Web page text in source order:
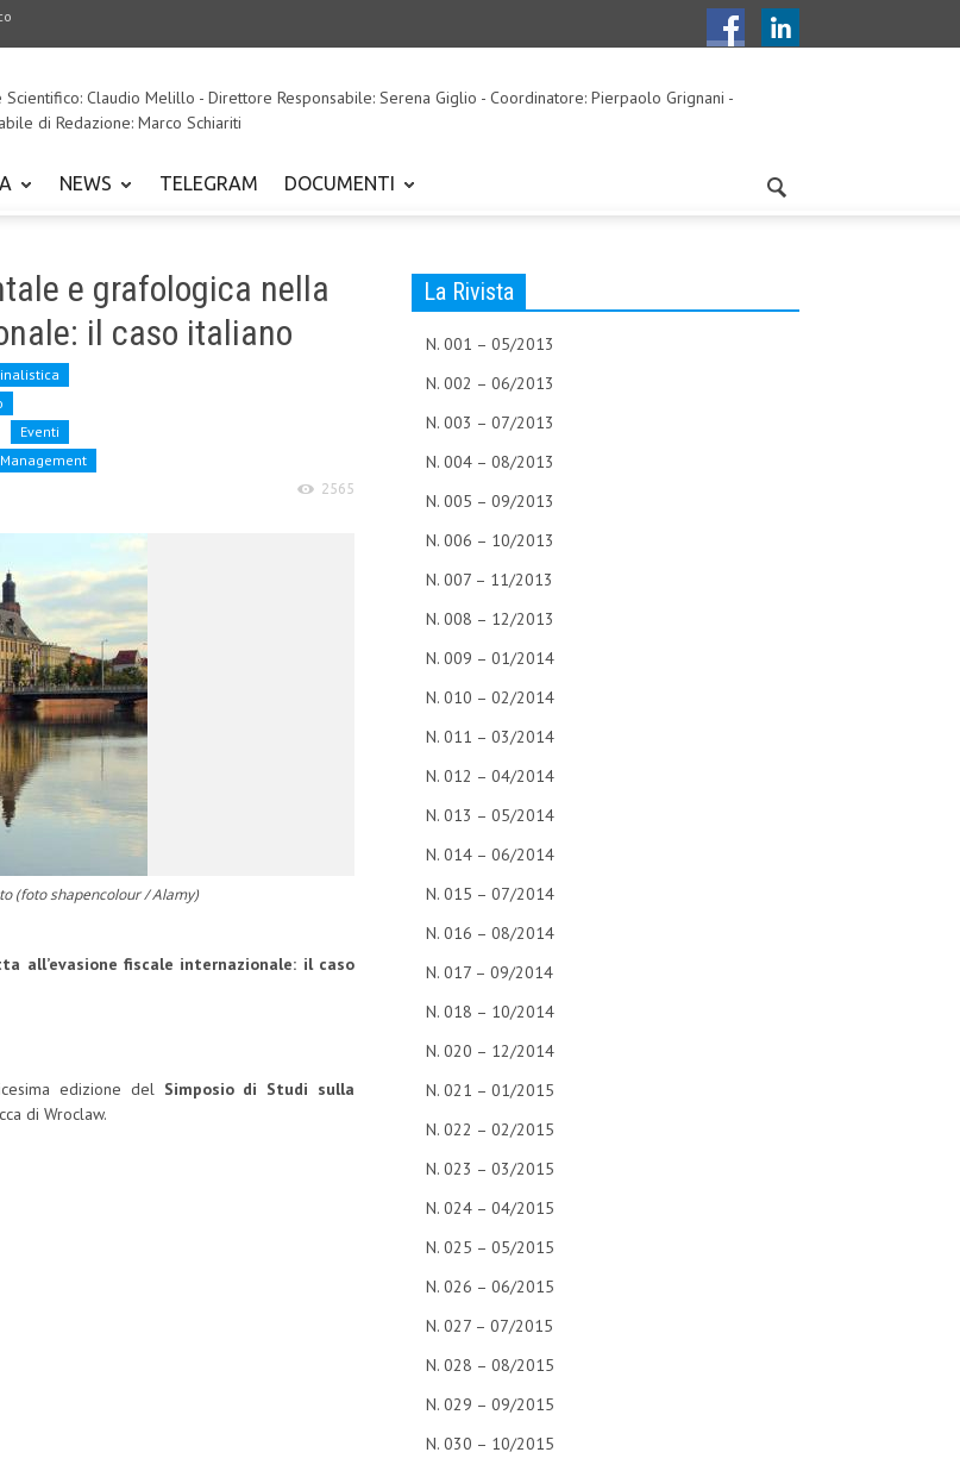
Claudio Melillo - Direttore Responsabile: Serena Giglio - Coordinatore: Pierpaolo Grignani -
di Redazione: Marco Schiariti
NEWS TELEGRAM DOCUMENTI
e grafologica nella
il caso italiano
Eventi
2565
(foto shapencolour / Alamy)
all’evasione fiscale internazionale: il caso
edizione del Simposio di Studi sulla
di Wroclaw.
La Rivista
N. 001 – 05/2013
N. 002 – 06/2013
N. 003 – 07/2013
N. 004 – 08/2013
N. 005 – 09/2013
N. 006 – 10/2013
N. 007 – 11/2013
N. 008 – 12/2013
N. 009 – 01/2014
N. 010 – 02/2014
N. 011 – 03/2014
N. 012 – 04/2014
N. 013 – 05/2014
N. 014 – 06/2014
N. 015 – 07/2014
N. 016 – 08/2014
N. 017 – 09/2014
N. 018 – 10/2014
N. 020 – 12/2014
N. 021 – 01/2015
N. 022 – 02/2015
N. 023 – 03/2015
N. 024 – 04/2015
N. 025 – 05/2015
N. 026 – 06/2015
N. 027 – 07/2015
N. 028 – 08/2015
N. 029 – 09/2015
N. 030 – 10/2015